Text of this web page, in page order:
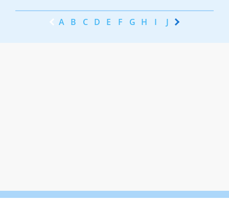
A B C D E F G H I J K